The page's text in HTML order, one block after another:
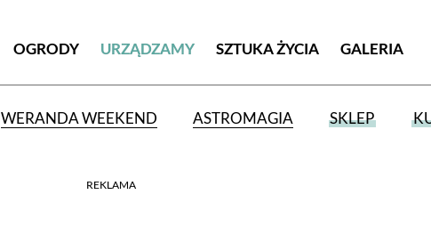
OGRODY URZĄDZAMY SZTUKA ŻYCIA GALERIA
WERANDA WEEKEND ASTROMAGIA SKLEP
REKLAMA